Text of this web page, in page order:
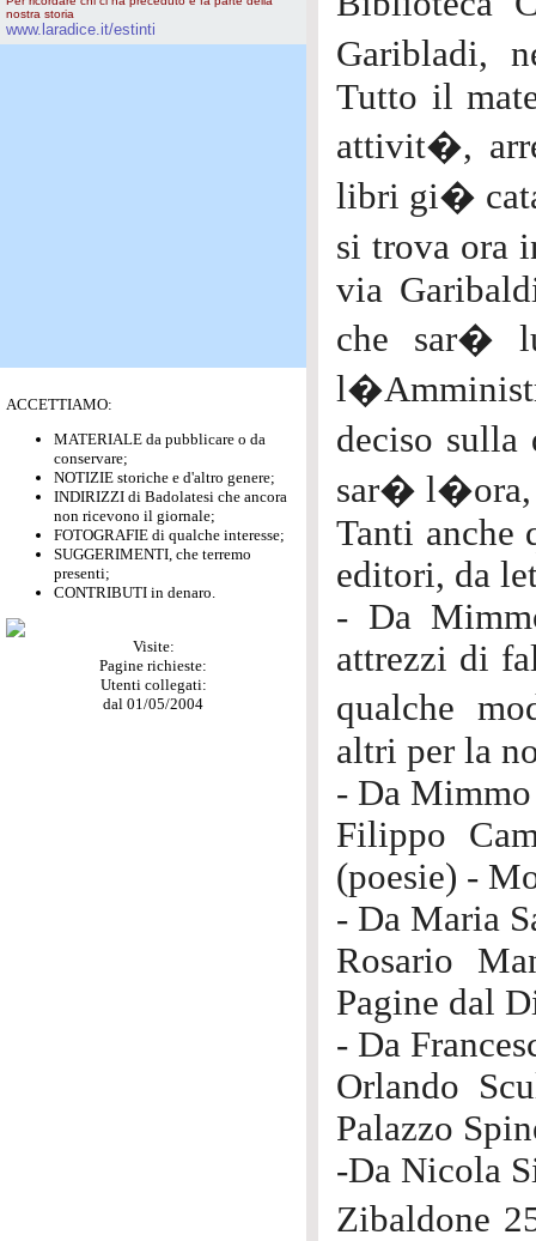
nostra storia
www.laradice.it/estinti
ACCETTIAMO:
MATERIALE da pubblicare o da
conservare;
NOTIZIE storiche e d'altro genere;
INDIRIZZI di Badolatesi che ancora
non ricevono il giornale;
FOTOGRAFIE di qualche interesse;
SUGGERIMENTI, che terremo
presenti;
CONTRIBUTI in denaro.
Visite:
Pagine richieste:
Utenti collegati:
dal 01/05/2004
Garibladi,
Tutto il
attivit�,
libri gi�
si trova ora
via
che sar�
deciso
sar� l�ora,
Tanti anche
editori, da
- Da
attrezzi di
qualche
altri per la
- Da
Filippo
(poesie) -
- Da Maria
Rosario
Pagine dal
- Da
Orlando
Palazzo
-Da Nicola
Zibaldone